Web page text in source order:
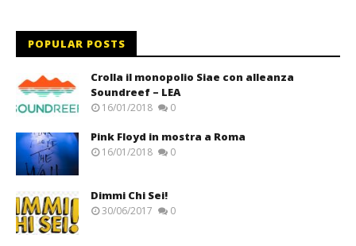
POPULAR POSTS
Crolla il monopolio Siae con alleanza
Soundreef – LEA
16/01/2018 0
Pink Floyd in mostra a Roma
16/01/2018 0
Dimmi Chi Sei!
30/06/2017 0